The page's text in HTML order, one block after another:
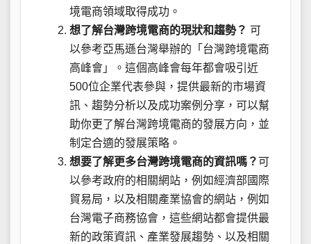
境電商領域取得成功。
想了解台灣跨境電商的現狀和趨勢？ 可
以參考亞馬遜台灣舉辦的「台灣跨境電商
高峰會」。這個高峰會每年都會吸引近
500位企業代表參與，提供最新的市場資
訊、趨勢分析以及成功案例分享，可以幫
助你更了解台灣跨境電商的發展方向，並
制定合適的發展策略。
想要了解更多台灣跨境電商的資訊嗎？ 可
以參考政府的相關網站，例如經濟部國際
貿易局，以及相關產業協會的網站，例如
台灣電子商務協會，這些網站都會提供最
新的政策資訊、產業發展趨勢、以及相關